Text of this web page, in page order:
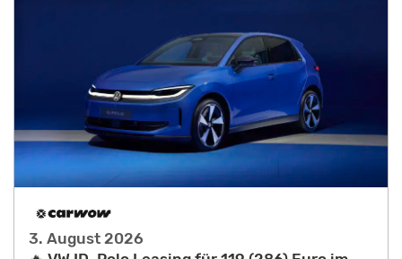
3. August 2026